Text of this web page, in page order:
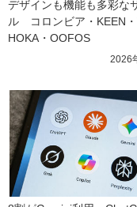
デザインも機能も多彩な
ル　コロンビア・KEEN・
HOKA・OOFOS
2026